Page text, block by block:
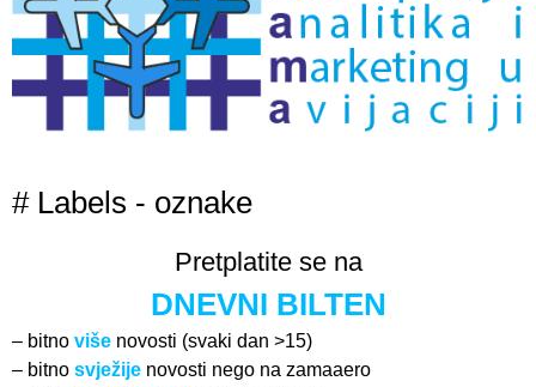
# Labels - oznake
Pretplatite se na
DNEVNI BILTEN
– bitno više novosti (svaki dan >15)
– bitno svježije novosti nego na zamaaero